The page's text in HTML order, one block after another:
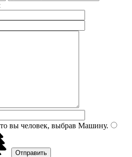
вы человек, выбрав Машину.